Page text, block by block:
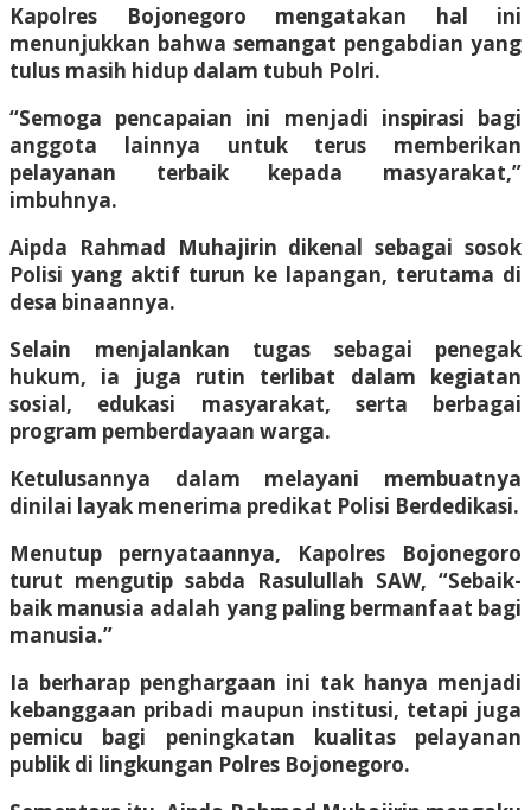
Kapolres Bojonegoro mengatakan hal ini
menunjukkan bahwa semangat pengabdian yang
tulus masih hidup dalam tubuh Polri.
“Semoga pencapaian ini menjadi inspirasi bagi
anggota lainnya untuk terus memberikan
pelayanan terbaik kepada masyarakat,”
imbuhnya.
Aipda Rahmad Muhajirin dikenal sebagai sosok
Polisi yang aktif turun ke lapangan, terutama di
desa binaannya.
Selain menjalankan tugas sebagai penegak
hukum, ia juga rutin terlibat dalam kegiatan
sosial, edukasi masyarakat, serta berbagai
program pemberdayaan warga.
Ketulusannya dalam melayani membuatnya
dinilai layak menerima predikat Polisi Berdedikasi.
Menutup pernyataannya, Kapolres Bojonegoro
turut mengutip sabda Rasulullah SAW, “Sebaik-
baik manusia adalah yang paling bermanfaat bagi
manusia.”
Ia berharap penghargaan ini tak hanya menjadi
kebanggaan pribadi maupun institusi, tetapi juga
pemicu bagi peningkatan kualitas pelayanan
publik di lingkungan Polres Bojonegoro.